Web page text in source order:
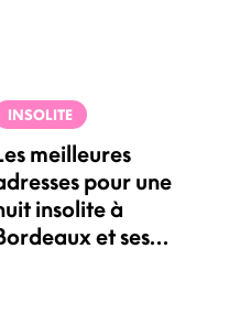
INSOLITE
meilleures
pour une
insolite à
et ses